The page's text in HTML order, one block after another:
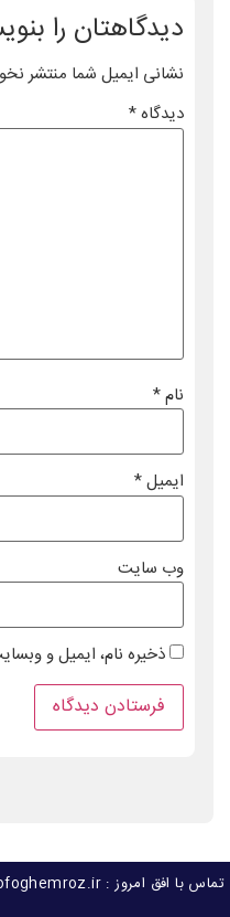
دیدگاهتان را
نشانی ایمیل شما منتشر
دیدگاه*
نام*
ایمیل*
وب‌ سایت
ذخیره نام، ایمیل و
تماس با افق امروز : info[@]ofoghemroz.ir